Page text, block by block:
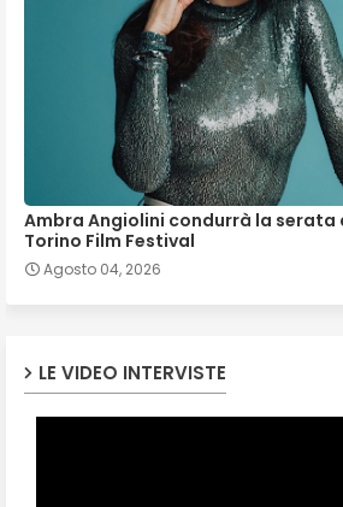
Ambra Angiolini condurrà la serata
Torino Film Festival
Agosto 04, 2026
LE VIDEO INTERVISTE